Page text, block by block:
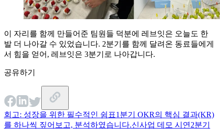
이 자리를 함께 만들어준 팀원들 덕분에 레브잇은 오늘도 한
발 더 나아갈 수 있었습니다. 2분기를 함께 달려온 동료들에게
서 힘을 얻어, 레브잇은 3분기로 나아갑니다.
공유하기
회고: 성장을 위한 필수적인 쉼표1분기 OKR의 핵심 결과(KR)
를 하나씩 짚어보고, 분석하였습니다.신사업 데모 시연 2분기